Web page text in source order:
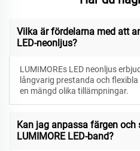
Vilka är fördelarna med att
LED-neonljus?
LUMIMOREs LED neonljus
långvarig prestanda och
en mängd olika tillämpningar.
Kan jag anpassa färgen och
LUMIMORE LED-band?